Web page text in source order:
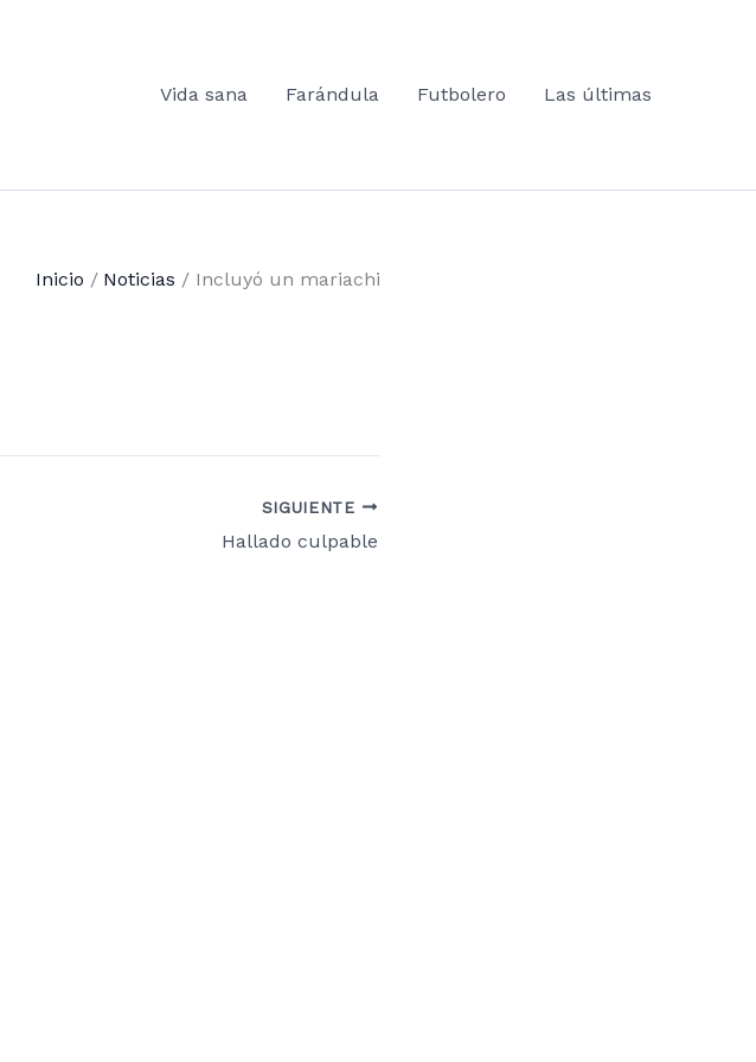
Vida sana
Farándula Futbolero Las últimas
Inicio Noticias Incluyó un mariachi
SIGUIENTE
Hallado culpable